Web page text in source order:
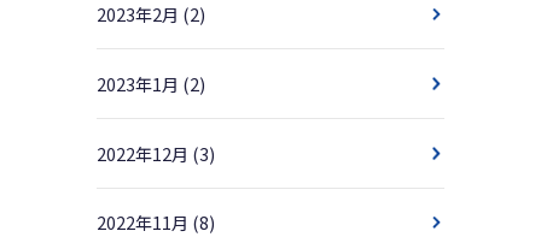
2023年2月 (2)
2023年1月 (2)
2022年12月 (3)
2022年11月 (8)